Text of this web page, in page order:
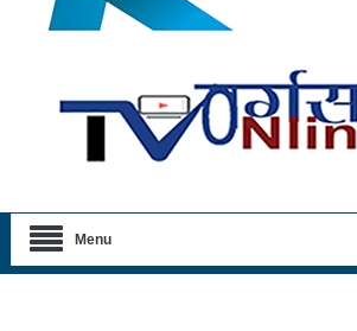
Menu